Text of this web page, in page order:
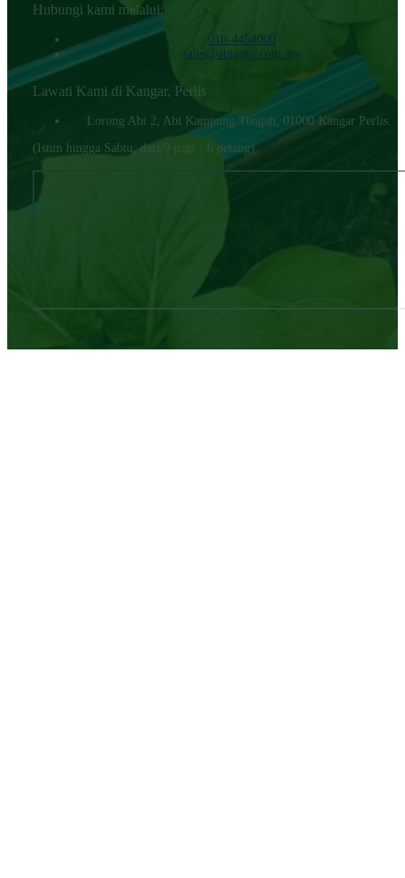
Hubungi kami melalui:
010-4454000‬
sales@abiagro.com.my
Lawati Kami di Kangar, Perlis
Lorong Abi 2, Abi Kampung Tengah, 01000 Kangar Perlis.
(Isnin hingga Sabtu, dari 9 pagi - 6 petang)